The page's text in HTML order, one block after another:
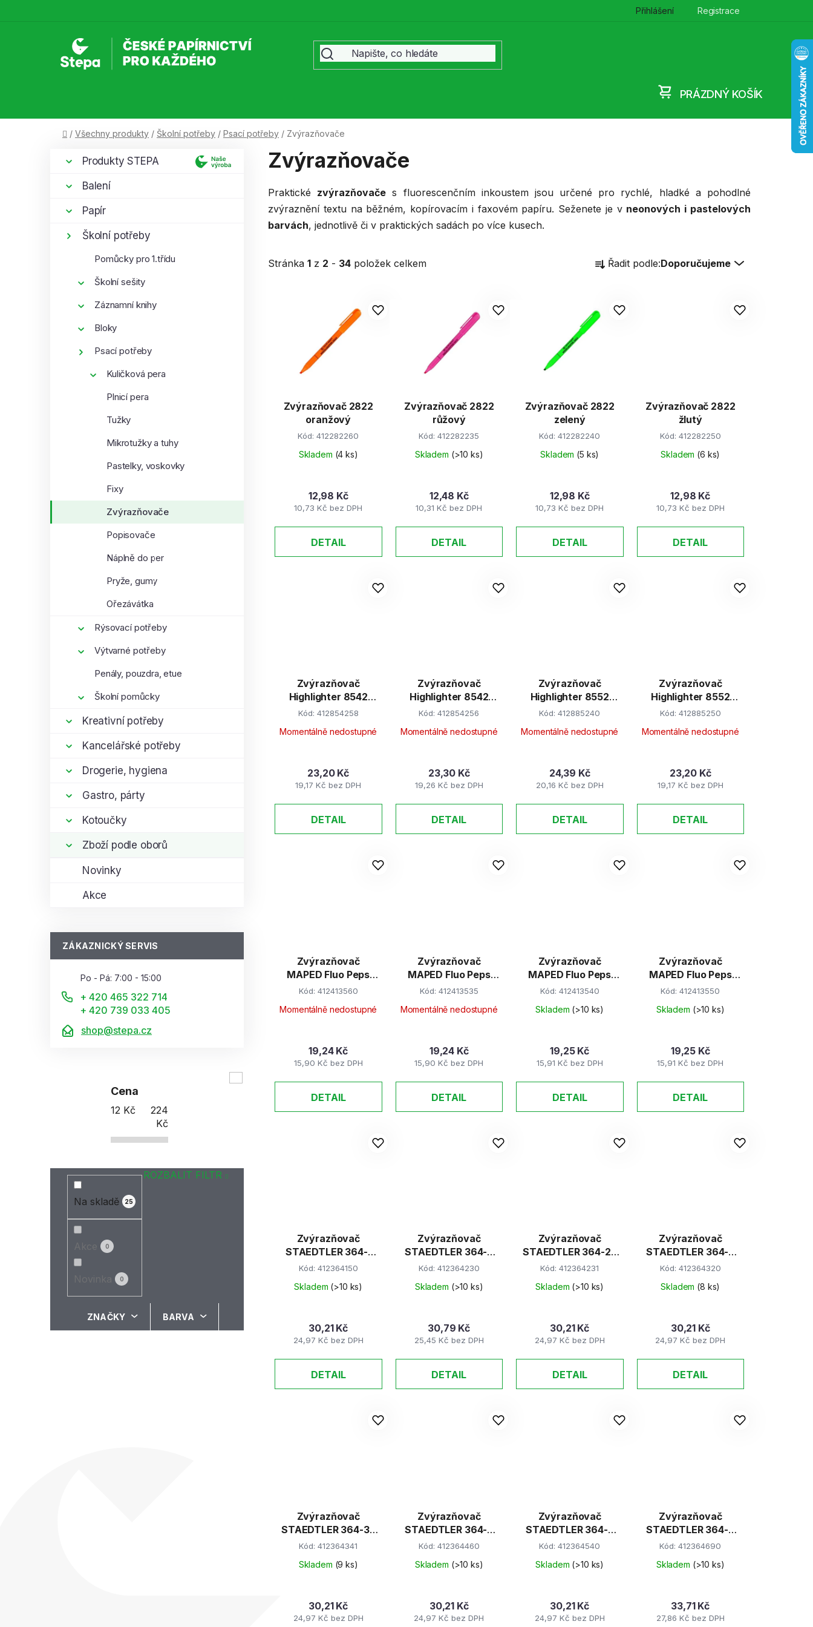
Přihlášení Registrace
PRÁZDNÝ KOŠÍK
Domů
/ Všechny produkty / Školní potřeby / Psací potřeby / Zvýrazňovače
Přeskočit
kategorie
Produkty STEPA
Balení
Papír
Školní potřeby
Pomůcky pro 1.třídu
Školní sešity
Záznamní knihy
Bloky
Psací potřeby
Kuličková pera
Plnicí pera
Tužky
Mikrotužky a tuhy
Pastelky, voskovky
Fixy
Zvýrazňovače
Popisovače
Náplně do per
Pryže, gumy
Ořezávátka
Rýsovací potřeby
Výtvarné potřeby
Penály, pouzdra, etue
Školní pomůcky
Kreativní potřeby
Kancelářské potřeby
Drogerie, hygiena
Gastro, párty
Kotoučky
Zboží podle oborů
Novinky
Akce
ZÁKAZNICKÝ SERVIS
Po - Pá: 7:00 - 15:00
+ 420 465 322 714
+ 420 739 033 405
shop@stepa.cz
Cena
12 Kč
224
Kč
Na skladě 25
0
0
ROZBALIT FILTR
ZNAČKY BARVA
Zvýrazňovače
Praktické zvýrazňovače s fluorescenčním inkoustem jsou určené pro rychlé, hladké a pohodlné
zvýraznění textu na běžném, kopírovacím i faxovém papíru. Seženete je v neonových i pastelových
barvách, jednotlivě či v praktických sadách po více kusech.
Stránka 1 z 2 - 34 položek celkem
a
n
u
t
ů
Řadit podle:Doporučujeme
Zvýrazňovač 2822
oranžový
Kód:412282260
Skladem (4 ks)
10,73 Kč bez DPH
12,98 Kč
DETAIL
Zvýrazňovač 2822
růžový
Kód:412282235
Skladem (>10 ks)
10,31 Kč bez DPH
12,48 Kč
DETAIL
Zvýrazňovač 2822
zelený
Kód:412282240
Skladem (5 ks)
10,73 Kč bez DPH
12,98 Kč
DETAIL
Zvýrazňovač 2822
žlutý
Kód: 412282250
Skladem (6 ks)
10,73 Kč bez DPH
12,98 Kč
DETAIL
Zvýrazňovač
Highlighter 8542
FLEXI SOFT, modrý
Kód: 412854258
Momentálně nedostupné
19,17 Kč bez DPH
23,20 Kč
DETAIL
Zvýrazňovač
Highlighter 8542
FLEXI SOFT, růžový
Kód:412854256
Momentálně nedostupné
19,26 Kč bez DPH
23,30 Kč
DETAIL
Zvýrazňovač
Highlighter 8552
zelený
Kód:412885240
Momentálně nedostupné
20,16 Kč bez DPH
24,39 Kč
DETAIL
Zvýrazňovač
Highlighter 8552
žlutý
Kód: 412885250
Momentálně nedostupné
19,17 Kč bez DPH
23,20 Kč
DETAIL
Zvýrazňovač
MAPED Fluo Peps
oranžový
Kód: 412413560
Momentálně nedostupné
15,90 Kč bez DPH
19,24 Kč
DETAIL
Zvýrazňovač
MAPED Fluo Peps
růžový
Kód: 412413535
Momentálně nedostupné
15,90 Kč bez DPH
19,24 Kč
DETAIL
Zvýrazňovač
MAPED Fluo Peps
zelený
Kód: 412413540
Skladem (>10 ks)
15,91 Kč bez DPH
19,25 Kč
DETAIL
Zvýrazňovač
MAPED Fluo Peps
žlutý
Kód:412413550
Skladem (>10 ks)
15,91 Kč bez DPH
19,25 Kč
DETAIL
Zvýrazňovač
STAEDTLER 364-1
žlutý
Kód: 412364150
Skladem (>10 ks)
24,97 Kč bez DPH
30,21 Kč
DETAIL
Zvýrazňovač
STAEDTLER 364-2
červený
Kód: 412364230
Skladem (>10 ks)
25,45 Kč bez DPH
30,79 Kč
DETAIL
Zvýrazňovač
STAEDTLER 364-23
růžový
Kód:412364231
Skladem (>10 ks)
24,97 Kč bez DPH
30,21 Kč
DETAIL
Zvýrazňovač
STAEDTLER 364-3
modrý
Kód: 412364320
Skladem (8 ks)
24,97 Kč bez DPH
30,21 Kč
DETAIL
Zvýrazňovač
STAEDTLER 364-35
tyrkys
Kód:412364341
Skladem (9 ks)
24,97 Kč bez DPH
30,21 Kč
Zvýrazňovač
STAEDTLER 364-4
oranžový
Kód: 412364460
Skladem (>10 ks)
24,97 Kč bez DPH
30,21 Kč
Zvýrazňovač
STAEDTLER 364-5
zelený
Kód:412364540
Skladem (>10 ks)
24,97 Kč bez DPH
30,21 Kč
Zvýrazňovač
STAEDTLER 364-6
fialový
Kód:412364690
Skladem (>10 ks)
27,86 Kč bez DPH
33,71 Kč